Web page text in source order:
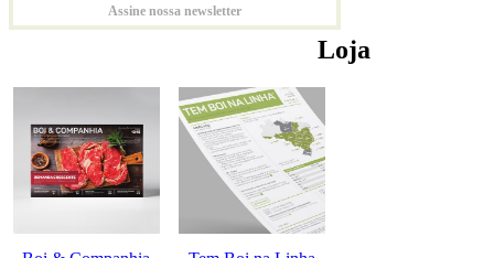
Assine nossa newsletter
Loja